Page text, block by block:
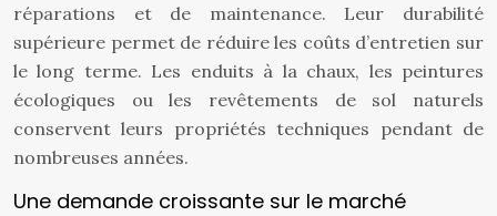
réparations et de maintenance. Leur durabilité
supérieure permet de réduire les coûts d’entretien sur
le long terme. Les enduits à la chaux, les peintures
écologiques ou les revêtements de sol naturels
conservent leurs propriétés techniques pendant de
nombreuses années.
Une demande croissante sur le marché